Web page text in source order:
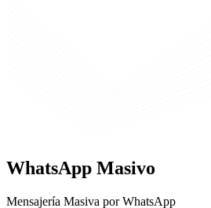
WhatsApp Masivo
Mensajería Masiva por WhatsApp